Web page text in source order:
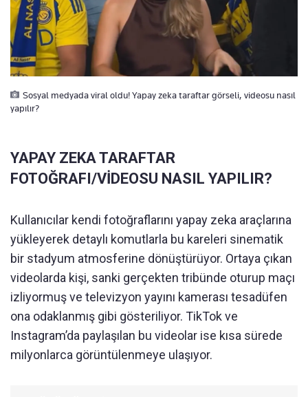
Sosyal medyada viral oldu! Yapay zeka taraftar görseli, videosu nasıl
yapılır?
YAPAY ZEKA TARAFTAR
FOTOĞRAFI/VİDEOSU NASIL YAPILIR?
Kullanıcılar kendi fotoğraflarını yapay zeka araçlarına
yükleyerek detaylı komutlarla bu kareleri sinematik
bir stadyum atmosferine dönüştürüyor. Ortaya çıkan
videolarda kişi, sanki gerçekten tribünde oturup maçı
izliyormuş ve televizyon yayını kamerası tesadüfen
ona odaklanmış gibi gösteriliyor. TikTok ve
Instagram’da paylaşılan bu videolar ise kısa sürede
milyonlarca görüntülenmeye ulaşıyor.